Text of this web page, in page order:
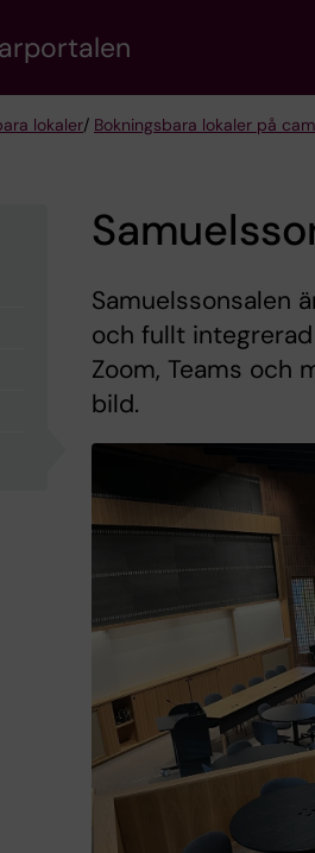
lokaler/ Bokningsbara lokaler på
Samuelssonsalen
och fullt
Zoom, Teams och
bild.